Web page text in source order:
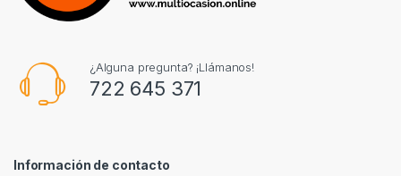
¿Alguna pregunta? ¡Llámanos!
722 645 371
Información de contacto